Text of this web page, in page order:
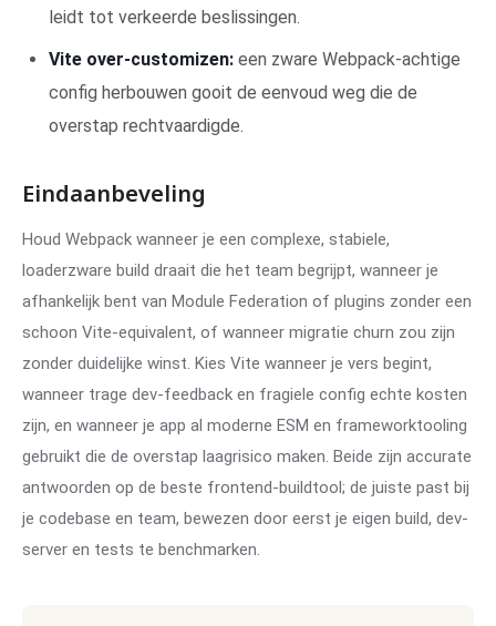
leidt tot verkeerde beslissingen.
Vite over-customizen: een zware Webpack-achtige
config herbouwen gooit de eenvoud weg die de
overstap rechtvaardigde.
Eindaanbeveling
Houd Webpack wanneer je een complexe, stabiele,
loaderzware build draait die het team begrijpt, wanneer je
afhankelijk bent van Module Federation of plugins zonder een
schoon Vite-equivalent, of wanneer migratie churn zou zijn
zonder duidelijke winst. Kies Vite wanneer je vers begint,
wanneer trage dev-feedback en fragiele config echte kosten
zijn, en wanneer je app al moderne ESM en frameworktooling
gebruikt die de overstap laagrisico maken. Beide zijn accurate
antwoorden op de beste frontend-buildtool; de juiste past bij
je codebase en team, bewezen door eerst je eigen build, dev-
server en tests te benchmarken.